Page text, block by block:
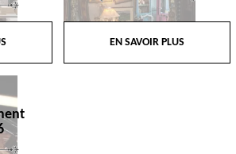
EN SAVOIR PLUS